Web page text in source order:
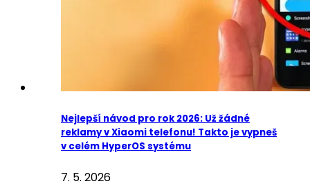
Nejlepší návod pro rok 2026: Už žádné
reklamy v Xiaomi telefonu! Takto je vypneš
v celém HyperOS systému
7. 5. 2026